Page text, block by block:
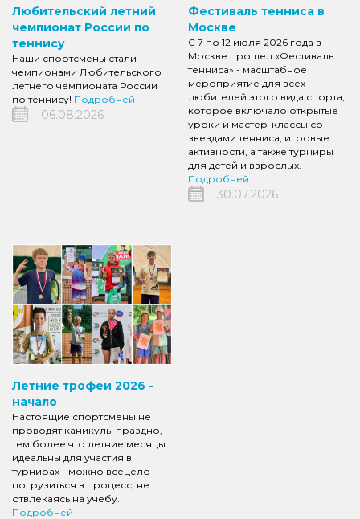
Любительский летний
чемпионат России по
теннису
Наши спортсмены стали
чемпионами Любительского
летнего чемпионата России
по теннису! Подробней
06.08.2026
Фестиваль тенниса в
Москве
С 7 по 12 июля 2026 года в
Москве прошел «Фестиваль
тенниса» - масштабное
мероприятие для всех
любителей этого вида спорта,
которое включало открытые
уроки и мастер-классы со
звездами тенниса, игровые
активности, а также турниры
для детей и взрослых.
Подробней
30.07.2026
Летние трофеи 2026 -
начало
Настоящие спортсмены не
проводят каникулы праздно,
тем более что летние месяцы
идеальны для участия в
турнирах - можно всецело
погрузиться в процесс, не
отвлекаясь на учебу.
Подробней